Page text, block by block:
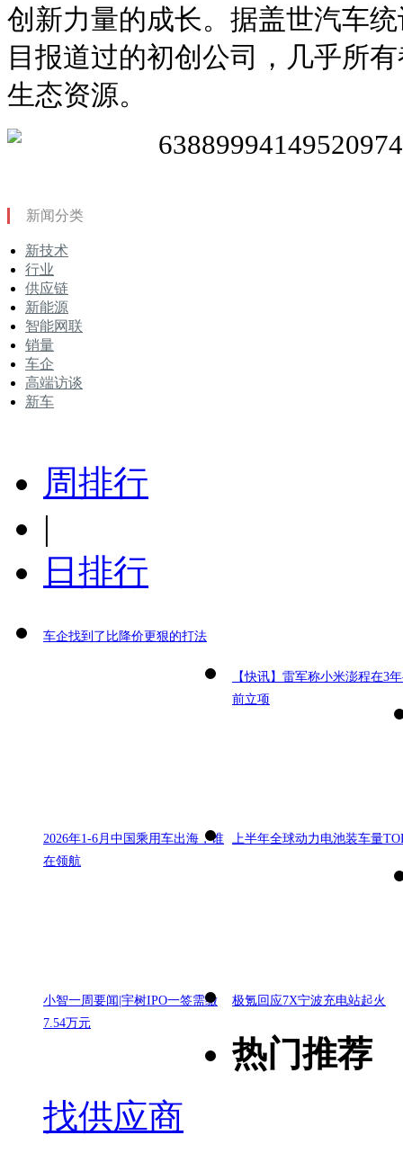
创新力量的成长。据盖世汽车统
目报道过的初创公司，几乎所
生态资源。
新闻分类
新技术
行业
供应链
新能源
智能网联
销量
车企
高端访谈
新车
周排行
|
日排行
车企找到了比降价更狠的打法
【快讯】雷军称小米澎程在3
前立项
2026年1-6月中国乘用车出海，谁
在领航
上半年全球动力电池装车量
小智一周要闻|宇树IPO一签需缴
7.54万元
极氪回应7X宁波充电站起火
热门推荐
找供应商